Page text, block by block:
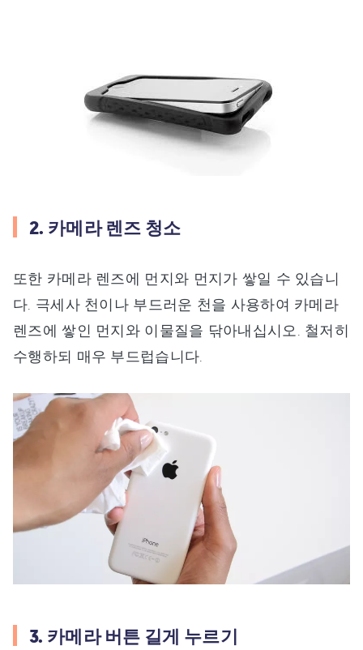
2. 카메라 렌즈 청소
또한 카메라 렌즈에 먼지와 먼지가 쌓일 수 있습니
다. 극세사 천이나 부드러운 천을 사용하여 카메라
렌즈에 쌓인 먼지와 이물질을 닦아내십시오. 철저히
수행하되 매우 부드럽습니다.
3. 카메라 버튼 길게 누르기